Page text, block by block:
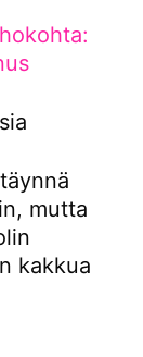
mutta
kakkua